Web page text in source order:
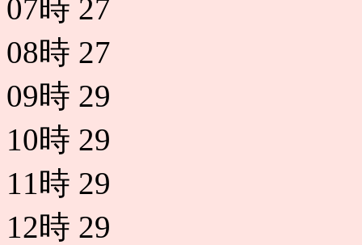
07時 27
08時 27
09時 29
10時 29
11時 29
12時 29